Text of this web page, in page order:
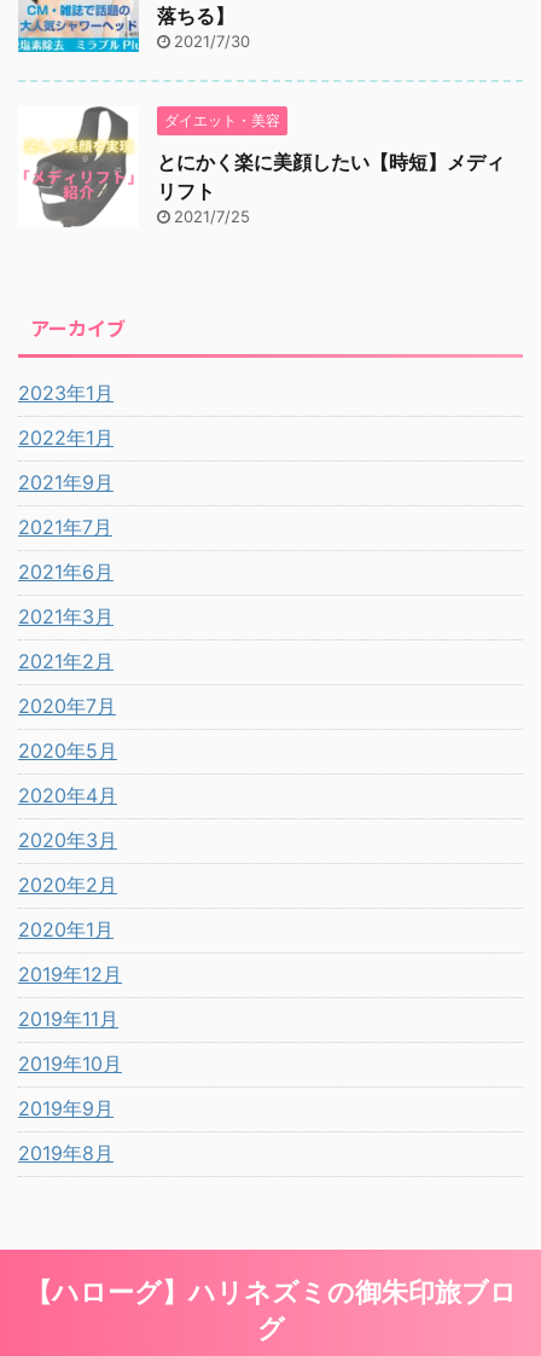
落ちる】
2021/7/30
ダイエット・美容
とにかく楽に美顔したい【時短】メディ
リフト
2021/7/25
アーカイブ
2023年1月
2022年1月
2021年9月
2021年7月
2021年6月
2021年3月
2021年2月
2020年7月
2020年5月
2020年4月
2020年3月
2020年2月
2020年1月
2019年12月
2019年11月
2019年10月
2019年9月
2019年8月
【ハローグ】ハリネズミの御朱印旅ブロ
グ